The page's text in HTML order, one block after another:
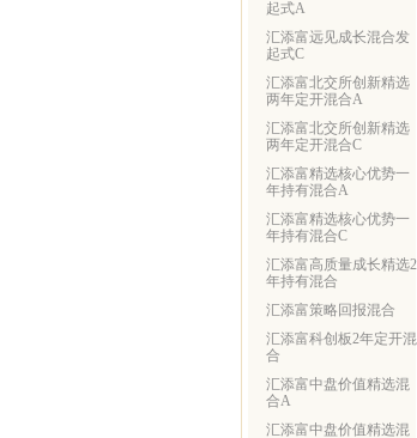
起式A
汇添富远见成长混合发
起式C
汇添富北交所创新精选
两年定开混合A
汇添富北交所创新精选
两年定开混合C
汇添富精选核心优势一
年持有混合A
汇添富精选核心优势一
年持有混合C
汇添富高质量成长精选2
年持有混合
汇添富策略回报混合
汇添富科创板2年定开混
合
汇添富中盘价值精选混
合A
汇添富中盘价值精选混